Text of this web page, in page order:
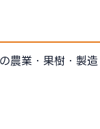
農業・果樹・製造